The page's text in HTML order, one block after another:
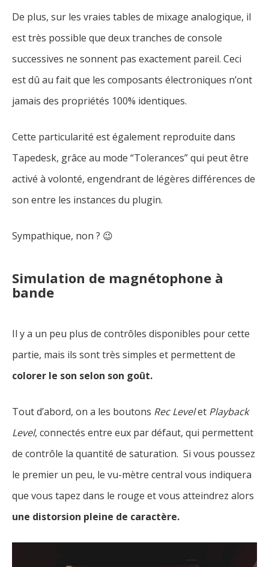
De plus, sur les vraies tables de mixage analogique, il
est très possible que deux tranches de console
successives ne sonnent pas exactement pareil. Ceci
est dû au fait que les composants électroniques n’ont
jamais des propriétés 100% identiques.
Cette particularité est également reproduite dans
Tapedesk, grâce au mode “Tolerances” qui peut être
activé à volonté, engendrant de légères différences de
son entre les instances du plugin.
Sympathique, non ? 😉
Simulation de magnétophone à
bande
Il y a un peu plus de contrôles disponibles pour cette
partie, mais ils sont très simples et permettent de
colorer le son selon son goût.
Tout d’abord, on a les boutons Rec Levelet Playback
Level, connectés entre eux par défaut, qui permettent
de contrôle la quantité de saturation. Si vous poussez
le premier un peu, le vu-mètre central vous indiquera
que vous tapez dans le rouge et vous atteindrez alors
une distorsion pleine de caractère.